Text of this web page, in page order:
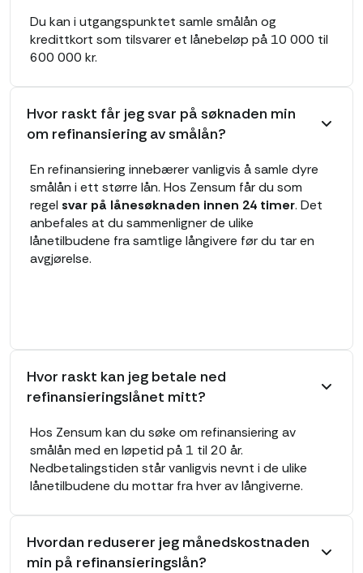
Du kan i utgangspunktet samle smålån og
kredittkort som tilsvarer et lånebeløp på 10 000 til
600 000 kr.
Hvor raskt får jeg svar på søknaden min
om refinansiering av smålån?
En refinansiering innebærer vanligvis å samle dyre
smålån i ett større lån. Hos Zensum får du som
regel svar på lånesøknaden innen 24 timer. Det
anbefales at du sammenligner de ulike
lånetilbudene fra samtlige långivere før du tar en
avgjørelse.
Hvor raskt kan jeg betale ned
refinansieringslånet mitt?
Hos Zensum kan du søke om refinansiering av
smålån med en løpetid på 1 til 20 år.
Nedbetalingstiden står vanligvis nevnt i de ulike
lånetilbudene du mottar fra hver av långiverne.
Hvordan reduserer jeg månedskostnaden
min på refinansieringslån?